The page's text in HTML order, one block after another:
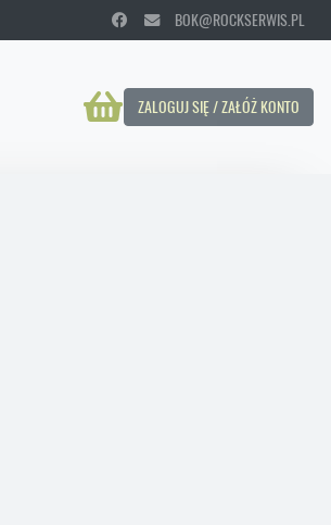
BOK@ROCKSERWIS.PL
ZALOGUJ SIĘ / ZAŁÓŻ KONTO